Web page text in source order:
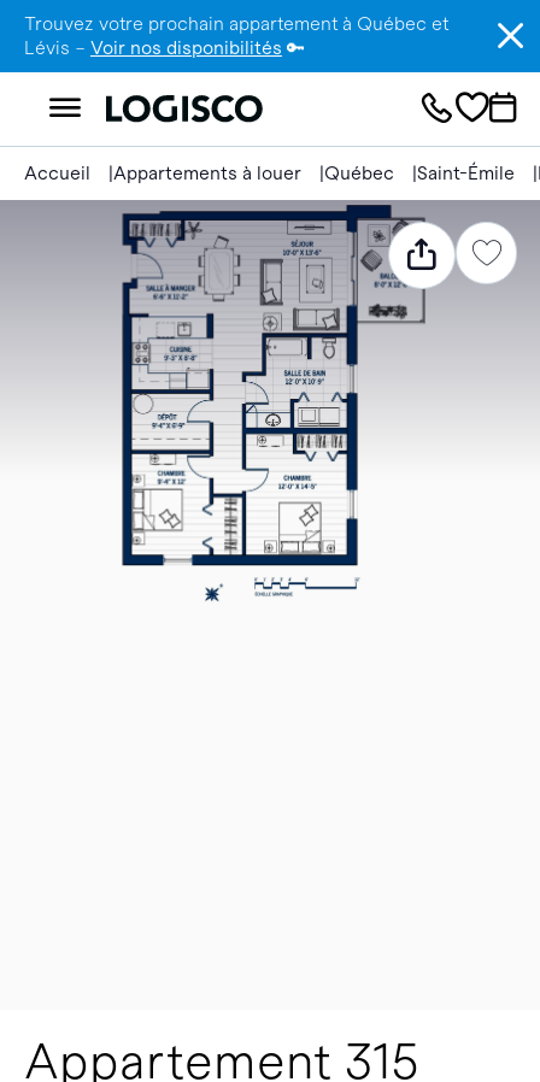
Trouvez votre prochain appartement à Québec et
Lévis – Voir nos disponibilités 🔑
Accueil Appartements à louer Québec Saint-Émile
Appartement 315